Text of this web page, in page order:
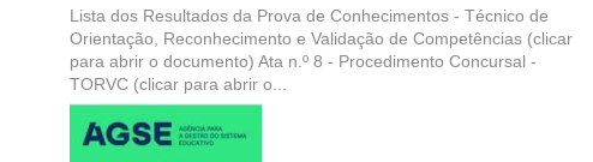
Lista dos Resultados da Prova de Conhecimentos - Técnico de
Orientação, Reconhecimento e Validação de Competências (clicar
para abrir o documento) Ata n.º 8 - Procedimento Concursal -
TORVC (clicar para abrir o...